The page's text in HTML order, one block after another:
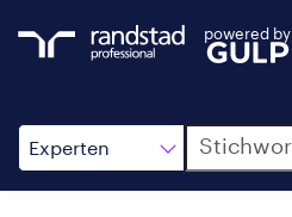
powered by
Experten
Suche